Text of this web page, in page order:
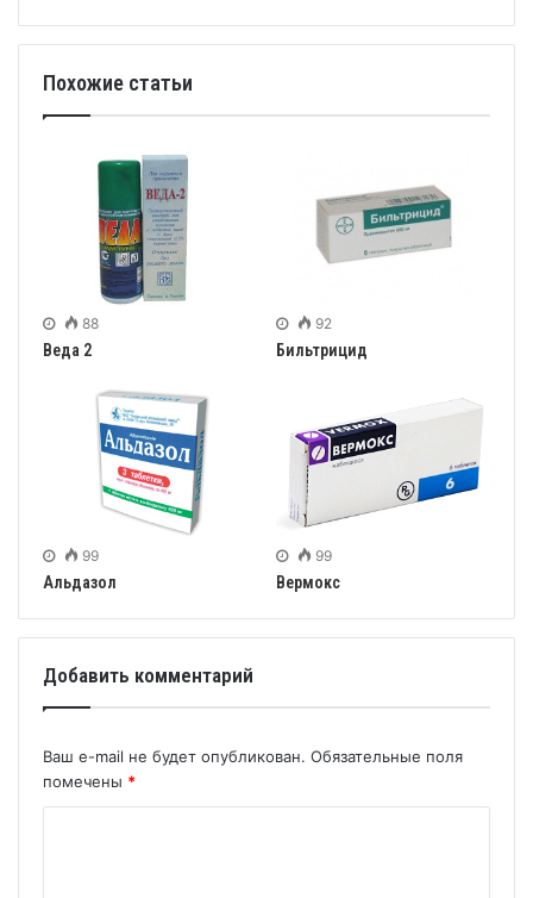
Похожие статьи
88
Веда 2
92
Бильтрицид
99
Альдазол
99
Вермокс
Добавить комментарий
Ваш e-mail не будет опубликован. Обязательные поля
помечены *